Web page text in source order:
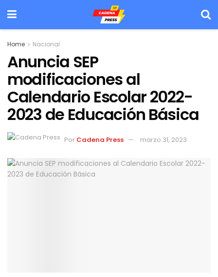
Home Nacional
Anuncia SEP
modificaciones al
Calendario Escolar 2022-
2023 de Educación Básica
Por Cadena Press marzo 31, 2023